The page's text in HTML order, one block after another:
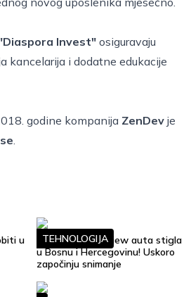
Invest" osiguravaju
kancelarija i dodatne edukacije
godine kompanija ZenDev je
.
u
Google Street View auta stigla
u Bosnu i Hercegovinu! Uskoro
započinju snimanje
TEHNOLOGIJA